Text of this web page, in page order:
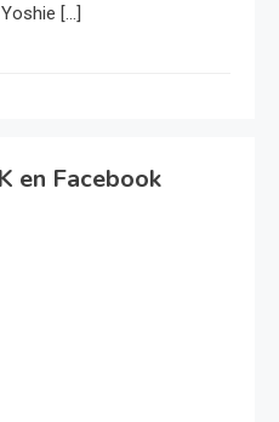
[…]
en Facebook